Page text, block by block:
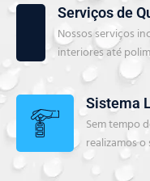
Serviços de
Nossos serviços
interiores até
Sistema
Sem tempo
realizamos o